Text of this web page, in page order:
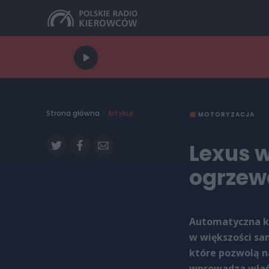
Strona główna Artykuł MOTORYZACJA
Lexus
Automatyczna
w większości
które pozwolą